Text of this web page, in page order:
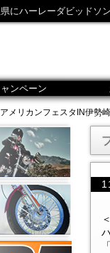
にハーレーダビッドソ
ンペーン
メリカンフェスタIN伊勢